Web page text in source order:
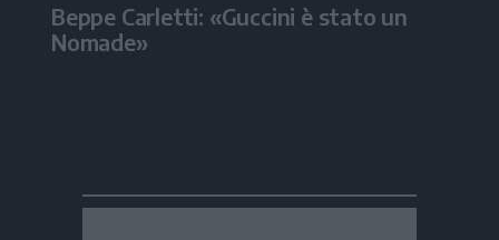
Beppe Carletti: «Guccini è stato un
Nomade»